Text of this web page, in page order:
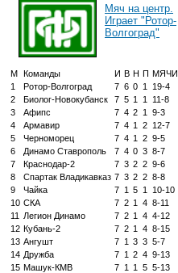
Мяч на центр.
Играет "Ротор-
Волгоград"
М Команды И В Н П МЯЧИ
1
Ротор-Волгоград 7 6 0 1 19-4
2
Биолог-Новокубанск 7 5 1 1 11-8
3
Афипс 7 4 2 1 9-3
4
Армавир 7 4 1 2 12-7
5
Черноморец 7 4 1 2 9-5
6
Динамо Ставрополь 7 4 0 3 8-7
7
Краснодар-2 7 3 2 2 9-6
8
Спартак Владикавказ 7 3 2 2 8-8
9
Чайка 7 1 5 1 10-10
10 СКА 7 2 1 4 8-11
11
Легион Динамо 7 2 1 4 4-12
12 Кубань-2 7 2 1 4 8-15
13 Ангушт 7 1 3 3 5-7
14 Дружба 7 1 2 4 9-13
15 Машук-КМВ 7 1 1 5 5-13